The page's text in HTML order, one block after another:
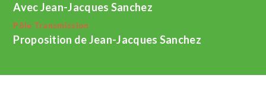
Avec Jean-Jacques Sanchez
Pôle Transmission
Proposition de Jean-Jacques Sanchez